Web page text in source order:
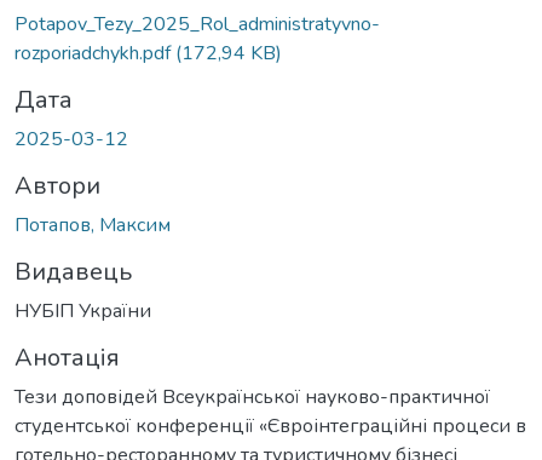
Potapov_Tezy_2025_Rol_administratyvno-
rozporiadchykh.pdf(172,94 KB)
Дата
2025-03-12
Автори
Потапов, Максим
Видавець
НУБІП України
Анотація
Тези доповідей Всеукраїнської науково-практичної
студентської конференції «Євроінтеграційні процеси в